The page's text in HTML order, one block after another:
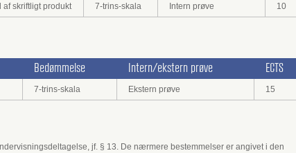
skriftligt produkt 7-trins-skala Intern prøve 10
Bedømmelse Intern/ekstern prøve ECTS
7-trins-skala Ekstern prøve 15
jf. § 13. De nærmere bestemmelser er angivet i den